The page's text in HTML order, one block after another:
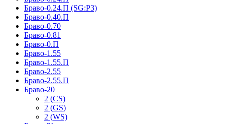
Браво-0.24.П (SG:P3)
Браво-0.40.П
Браво-0.70
Браво-0.81
Браво-0.П
Браво-1.55
Браво-1.55.П
Браво-2.55
Браво-2.55.П
Браво-20
2 (CS)
2 (GS)
2 (WS)